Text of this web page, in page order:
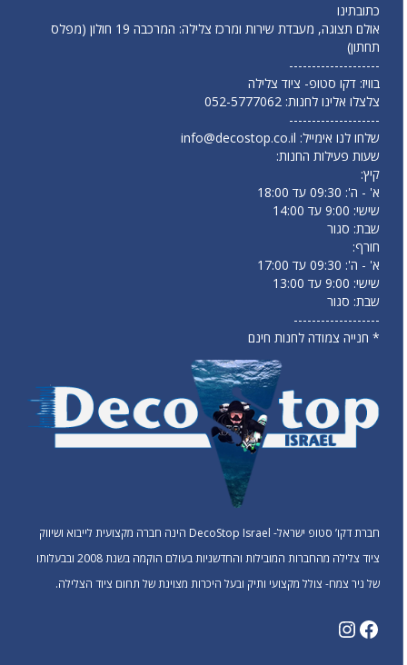
כתובתינו
אולם תצוגה, מעבדת שירות ומרכז צלילה: המרכבה 19 חולון (מפלס
תחתון)
--------------------
בוויז: דקו סטופ- ציוד צלילה
צלצלו אלינו לחנות: 052-5777062
--------------------
שלחו לנו אימייל: info@decostop.co.il
שעות פעילות החנות:
קיץ:
א' - ה': 09:30 עד 18:00
שישי: 9:00 עד 14:00
שבת: סגור
חורף:
א' - ה': 09:30 עד 17:00
שישי: 9:00 עד 13:00
שבת: סגור
-------------------
* חנייה צמודה לחנות חינם
חברת דקו’ סטופ ישראל- DecoStop Israel הינה חברה מקצועית לייבוא ושיווק
ציוד צלילה מהחברות המובילות והחדשניות בעולם הוקמה בשנת 2008 ובבעלותו
של ניר צמח- צולל מקצועי ותיק ובעל היכרות מצוינת של תחום ציוד הצלילה.